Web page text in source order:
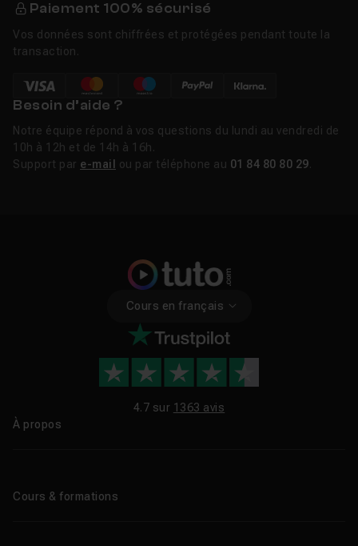
Paiement 100% sécurisé
Vos données sont chiffrées et protégées pendant toute la
transaction.
Besoin d’aide ?
Notre équipe répond à vos questions du lundi au vendredi de
10h à 12h et de 14h à 16h.
Support par e-mail ou par téléphone au 01 84 80 80 29
Cours en français
4.7 sur 1363 avis
À propos
Cours & formations